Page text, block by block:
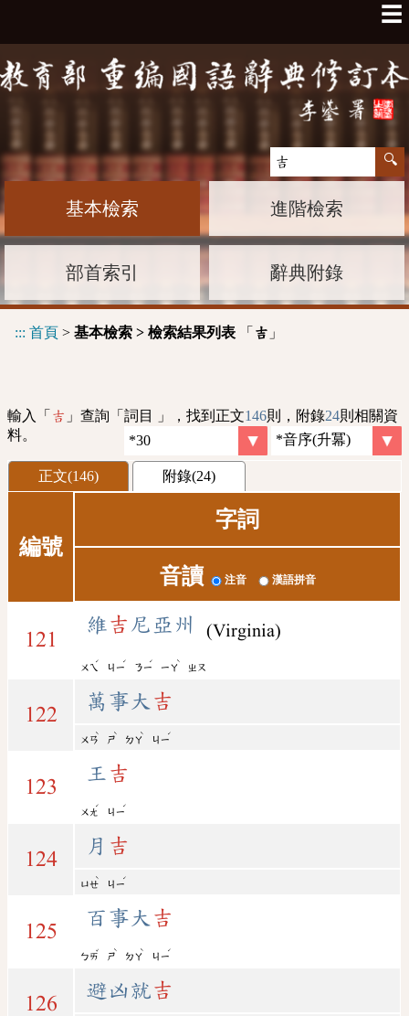
☰
基本檢索 進階檢索
部首索引 辭典附錄
::: 首頁 > 基本檢索 > 檢索結果列表 「 吉 」
輸入「 吉 」查詢「詞目 」，找到正文146則，附錄24則相關資
料。
正文(146) 附錄(24)
編號
字詞
音讀 注音 漢語拼音
121
維吉 尼亞州 (Virginia)
ㄨㄟ
ˊ
ㄐㄧ
ˊ
ㄋㄧ
ˊ
ㄧㄚ
ˋ
ㄓㄡ
122
萬事大 吉
ㄨㄢ
ˋ
ㄕ
ˋ
ㄉㄚ
ˋ
ㄐㄧ
ˊ
123
王 吉
ㄨㄤ
ˊ
ㄐㄧ
ˊ
124
月 吉
ㄩㄝ
ˋ
ㄐㄧ
ˊ
125
百事大 吉
ㄅㄞ
ˇ
ㄕ
ˋ
ㄉㄚ
ˋ
ㄐㄧ
ˊ
126
避凶就吉